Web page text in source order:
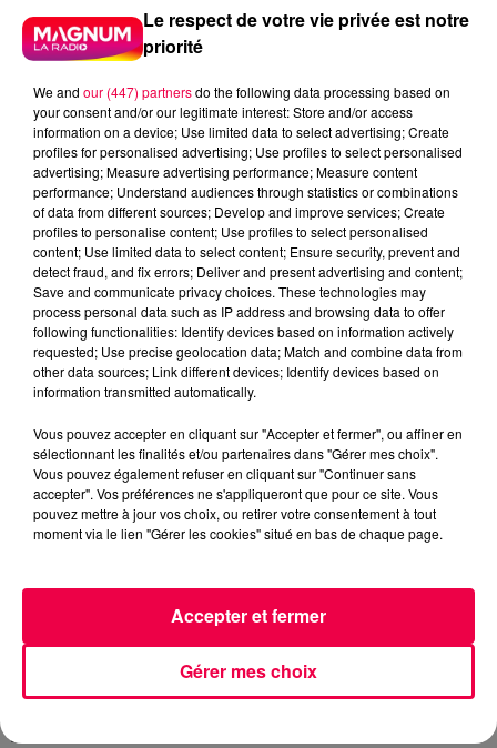
aligner la France sur les standards européens en
matière d'AMP.
Des propos recueillis par Léa Canet
UN TRAVAIL DE CONVICTION
AUPRÈS DES INSTITUTIONS
Mais comment transformer ces propositions en
réalité législative ? Pour le Dr Agopiantz, tout repose
sur une stratégie en deux temps.
D'abord, rassembler largement les professionnels :
Nous voulons agréger le maximum de praticiens,
autorisés ou non à organiser des dons. Plus notre
réflexion sera collégiale, plus elle aura de poids.
Ensuite, convaincre les décideurs. L'ANDDE compte
présenter ses propositions lors d'auditions
national d'éthique. "Nous serons plusieurs centaines
de professionnels réunis dans une vision progressiste
et universaliste. À nous de convaincre que nos
propositions répondent aux besoins réels de la
société française" , insiste-t-il.
Le respect de votre vie privée est notre
priorité
We and our (447) partnersdo the following data processing based on
your consent and/or our legitimate interest: Store and/or access
information on a device; Use limited data to select advertising; Create
profiles for personalised advertising; Use profiles to select personalised
advertising; Measure advertising performance; Measure content
performance; Understand audiences through statistics or combinations
of data from different sources; Develop and improve services; Create
profiles to personalise content; Use profiles to select personalised
content; Use limited data to select content; Ensure security, prevent and
detect fraud, and fix errors; Deliver and present advertising and content;
Save and communicate privacy choices. These technologies may
process personal data such as IP address and browsing data to offer
following functionalities: Identify devices based on information actively
requested; Use precise geolocation data; Match and combine data from
other data sources; Link different devices; Identify devices based on
information transmitted automatically.
Vous pouvez accepter en cliquant sur "Accepter et fermer", ou affiner en
sélectionnant les finalités et/ou partenaires dans "Gérer mes choix".
Vous pouvez également refuser en cliquant sur "Continuer sans
accepter". Vos préférences ne s'appliqueront que pour ce site. Vous
pouvez mettre à jour vos choix, ou retirer votre consentement à tout
moment via le lien "Gérer les cookies" situé en bas de chaque page.
Gérer mes choix
Accepter et fermer